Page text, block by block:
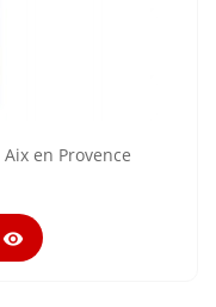
en Provence
